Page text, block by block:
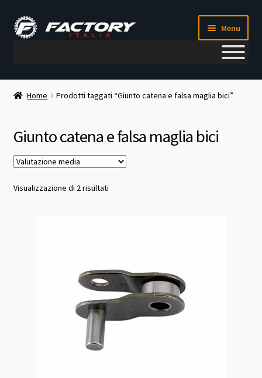
Vai
alla
Vai
al
Menu
Il mio account
Chi siamo
Home Prodotti taggati “Giunto catena e falsa maglia bici”
Giunto catena e falsa maglia bici
Visualizzazione di 2 risultatiValutazione